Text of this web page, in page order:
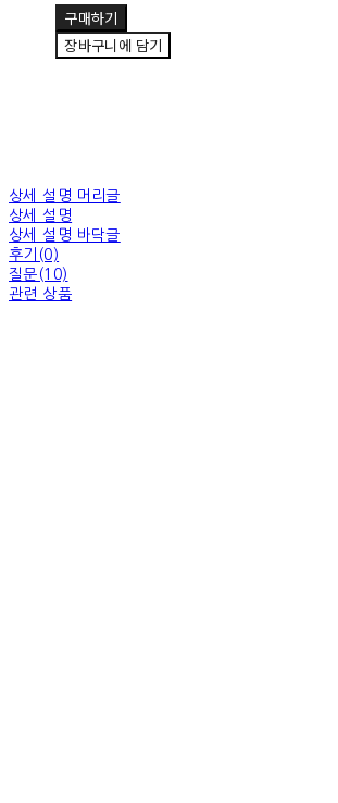
구매하기
장바구니에 담기
상세 설명 머리글
상세 설명
상세 설명 바닥글
후기(0)
질문(10)
관련 상품